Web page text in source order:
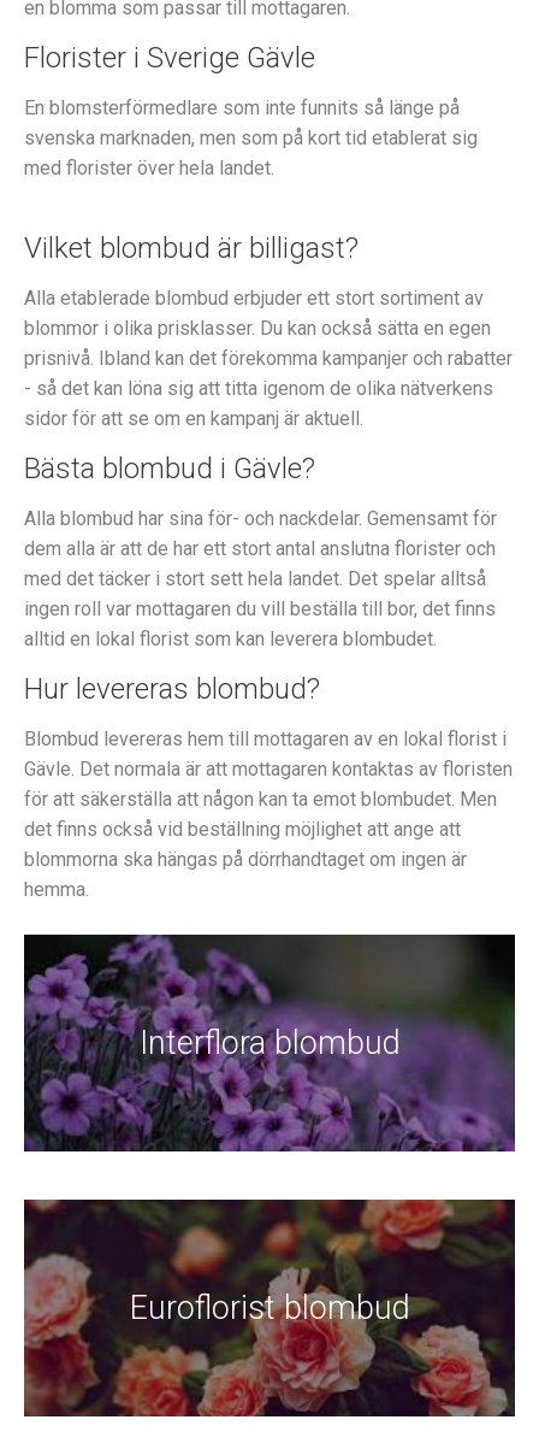
en blomma som passar till mottagaren.
Florister i Sverige Gävle
En blomsterförmedlare som inte funnits så länge på
svenska marknaden, men som på kort tid etablerat sig
med florister över hela landet.
Vilket blombud är billigast?
Alla etablerade blombud erbjuder ett stort sortiment av
blommor i olika prisklasser. Du kan också sätta en egen
prisnivå. Ibland kan det förekomma kampanjer och rabatter
- så det kan löna sig att titta igenom de olika nätverkens
sidor för att se om en kampanj är aktuell.
Bästa blombud i Gävle?
Alla blombud har sina för- och nackdelar. Gemensamt för
dem alla är att de har ett stort antal anslutna florister och
med det täcker i stort sett hela landet. Det spelar alltså
ingen roll var mottagaren du vill beställa till bor, det finns
alltid en lokal florist som kan leverera blombudet.
Hur levereras blombud?
Blombud levereras hem till mottagaren av en lokal florist i
Gävle. Det normala är att mottagaren kontaktas av floristen
för att säkerställa att någon kan ta emot blombudet. Men
det finns också vid beställning möjlighet att ange att
blommorna ska hängas på dörrhandtaget om ingen är
hemma.
Interflora blombud
Euroflorist blombud